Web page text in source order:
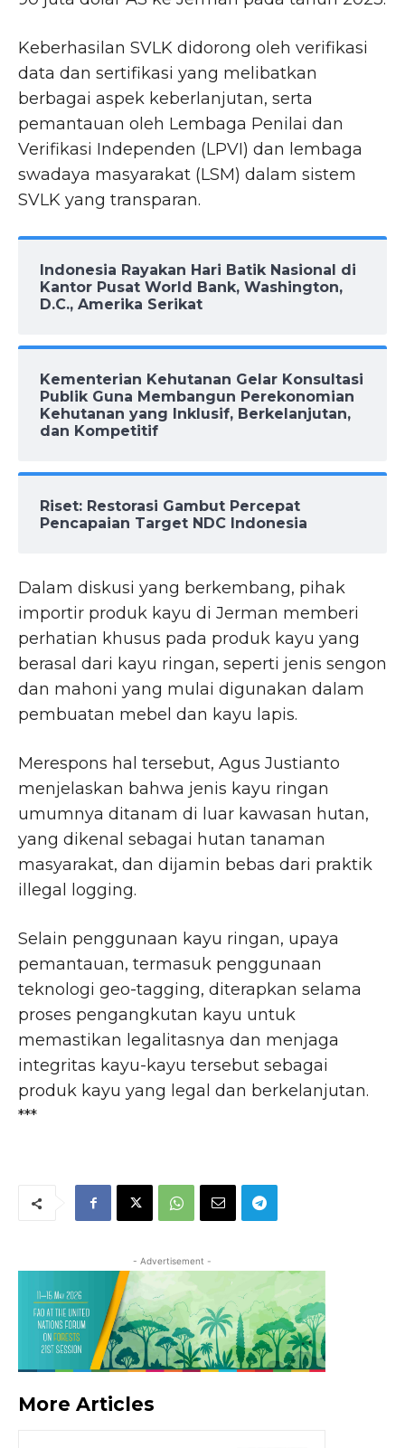
Keberhasilan SVLK didorong oleh verifikasi
data dan sertifikasi yang melibatkan
berbagai aspek keberlanjutan, serta
pemantauan oleh Lembaga Penilai dan
Verifikasi Independen (LPVI) dan lembaga
swadaya masyarakat (LSM) dalam sistem
SVLK yang transparan.
Indonesia Rayakan Hari Batik Nasional di
Kantor Pusat World Bank, Washington,
D.C., Amerika Serikat
Kementerian Kehutanan Gelar Konsultasi
Publik Guna Membangun Perekonomian
Kehutanan yang Inklusif, Berkelanjutan,
dan Kompetitif
Riset: Restorasi Gambut Percepat
Pencapaian Target NDC Indonesia
Dalam diskusi yang berkembang, pihak
importir produk kayu di Jerman memberi
perhatian khusus pada produk kayu yang
berasal dari kayu ringan, seperti jenis sengon
dan mahoni yang mulai digunakan dalam
pembuatan mebel dan kayu lapis.
Merespons hal tersebut, Agus Justianto
menjelaskan bahwa jenis kayu ringan
umumnya ditanam di luar kawasan hutan,
yang dikenal sebagai hutan tanaman
masyarakat, dan dijamin bebas dari praktik
illegal logging.
Selain penggunaan kayu ringan, upaya
pemantauan, termasuk penggunaan
teknologi geo-tagging, diterapkan selama
proses pengangkutan kayu untuk
memastikan legalitasnya dan menjaga
integritas kayu-kayu tersebut sebagai
produk kayu yang legal dan berkelanjutan.
***
- Advertisement -
More Articles